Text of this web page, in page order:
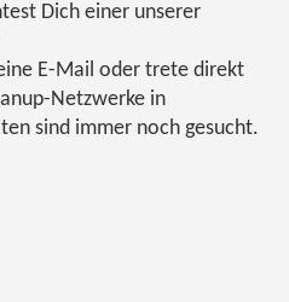
Dich einer unserer
E-Mail oder trete direkt
Netzwerke in
sind immer noch gesucht.